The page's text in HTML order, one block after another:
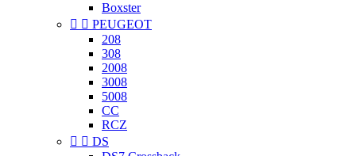
Boxster
  PEUGEOT
208
308
2008
3008
5008
CC
RCZ
  DS